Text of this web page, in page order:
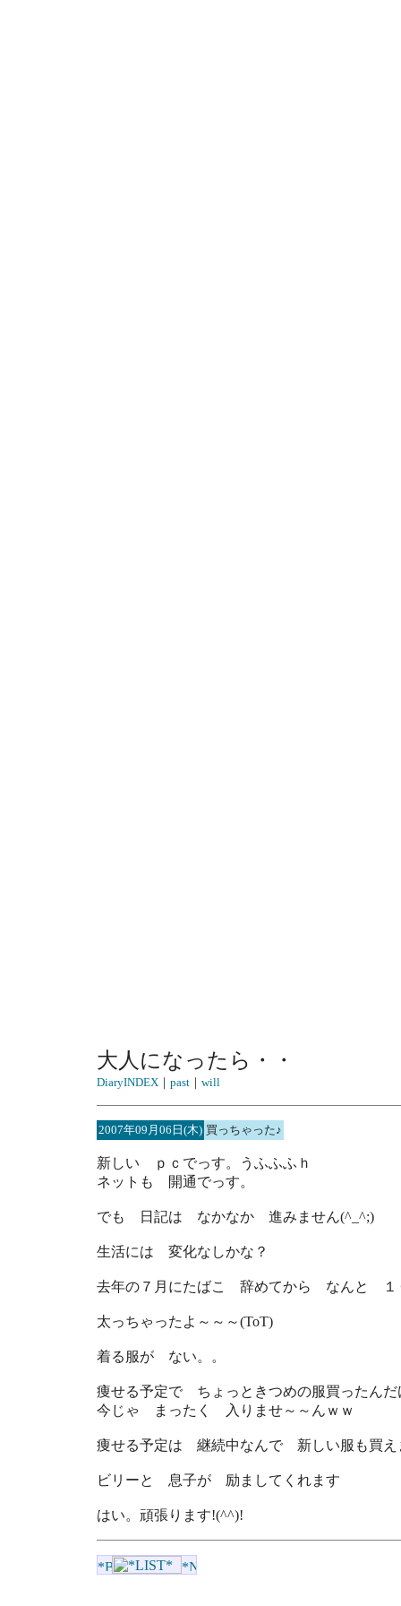
大人になったら・・
DiaryINDEX｜ past｜ will
2007年09月06日(木) 買っちゃった♪
新しい ｐｃでっす。うふふふｈ
ネットも 開通でっす。
でも 日記は なかなか 進みません(^_^;)
生活には 変化なしかな？
去年の７月にたばこ 辞めてから なんと １
太っちゃったよ～～～(ToT)
着る服が ない。。
痩せる予定で ちょっときつめの服買ったんだ
今じゃ まったく 入りませ～～んｗｗ
痩せる予定は 継続中なんで 新しい服も買え
ビリーと 息子が 励ましてくれます
はい。頑張ります!(^^)!